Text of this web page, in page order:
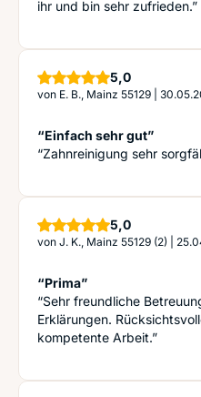
ihr und bin sehr zufrieden.”
5,0Sterne
von E. B., Mainz 55129
“Einfach sehr gut”
“Zahnreinigung sehr
5,0Sterne
von J. K., Mainz 55129 (2)
“Prima”
“Sehr freundliche
Erklärungen.
kompetente Arbeit.”